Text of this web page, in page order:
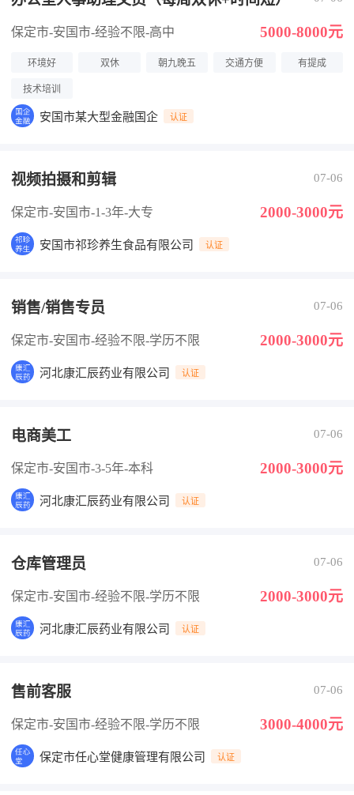
保定市-安国市-经验不限-高中 5000-8000元
环境好 双休 朝九晚五 交通方便 有提成
技术培训
安国市某大型金融国企 认证
视频拍摄和剪辑 07-06
保定市-安国市-1-3年-大专 2000-3000元
安国市祁珍养生食品有限公司 认证
销售/销售专员 07-06
保定市-安国市-经验不限-学历不限 2000-3000元
河北康汇辰药业有限公司 认证
电商美工 07-06
保定市-安国市-3-5年-本科 2000-3000元
河北康汇辰药业有限公司 认证
仓库管理员 07-06
保定市-安国市-经验不限-学历不限 2000-3000元
河北康汇辰药业有限公司 认证
售前客服 07-06
保定市-安国市-经验不限-学历不限 3000-4000元
保定市任心堂健康管理有限公司 认证